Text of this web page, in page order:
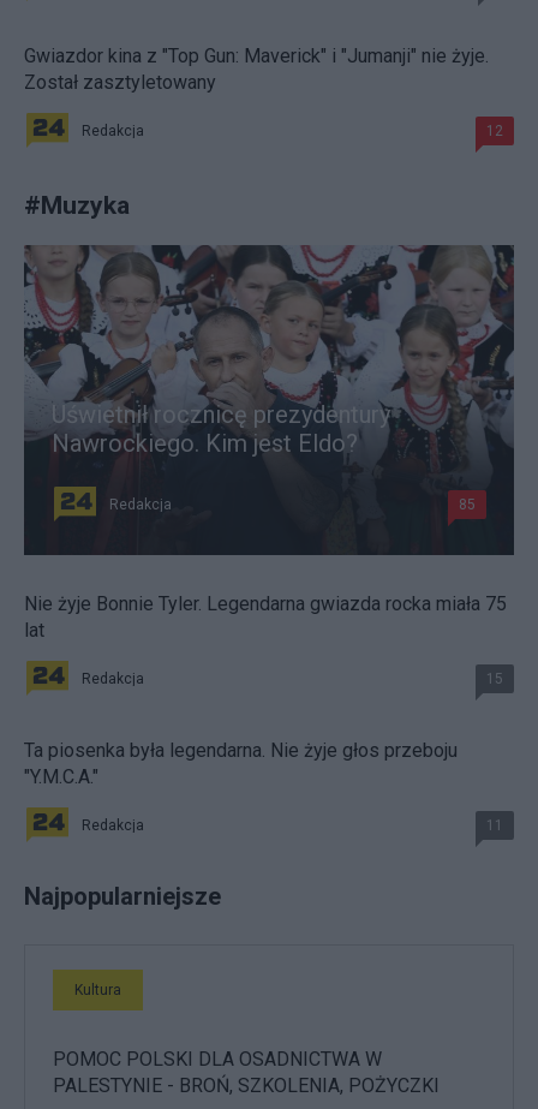
Gwiazdor kina z "Top Gun: Maverick" i "Jumanji" nie żyje.
Został zasztyletowany
Redakcja 12
#Muzyka
Uświetnił rocznicę prezydentury
Nawrockiego. Kim jest Eldo?
Redakcja 85
Nie żyje Bonnie Tyler. Legendarna gwiazda rocka miała 75
lat
Redakcja 15
Ta piosenka była legendarna. Nie żyje głos przeboju
"Y.M.C.A."
Redakcja 11
Najpopularniejsze
Kultura
POMOC POLSKI DLA OSADNICTWA W
PALESTYNIE - BROŃ, SZKOLENIA, POŻYCZKI